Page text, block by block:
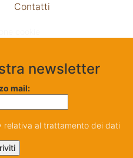
Contatti
newsletter
mail:
relativa al trattamento dei dati